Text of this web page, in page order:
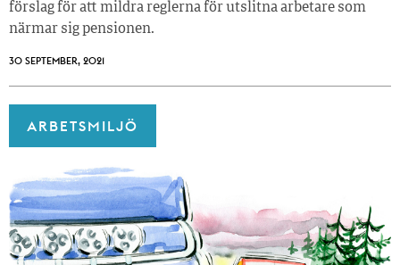
förslag för att mildra reglerna för utslitna arbetare som
närmar sig pensionen.
30 SEPTEMBER, 2021
ARBETSMILJÖ